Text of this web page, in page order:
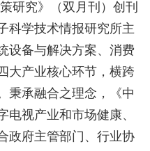
研究》（双月刊）创刊
科学技术情报研究所主
设备与解决方案、消费
大产业核心环节，横跨
秉承融合之理念，《中
电视产业和市场健康、
政府主管部门、行业协